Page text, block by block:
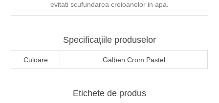
evitati scufundarea creioanelor in apa.
Specificațiile produselor
Culoare Galben Crom Pastel
Etichete de produs